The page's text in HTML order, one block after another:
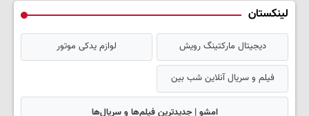
لینکستان
دیجیتال مارکتینگ رویش
فیلم و سریال آنلاین شب بین